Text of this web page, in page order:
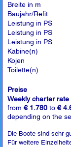
Breite in m
Baujahr/Refit
Leistung in PS
Leistung in PS
Leistung in PS
Kabine(n)
Kojen
Toilette(n)
Preise
Weekly charter rate
from € 1.780 to €
depending on the
Die Boote sind sehr
Für weitere